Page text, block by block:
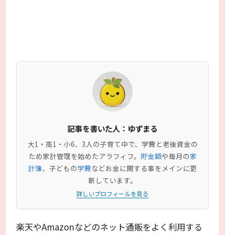
記事を書いた人：ゆずまる
大1・高1・小6、3人の子育て中で、学費と老後資金の
ため家計管理を始めたアラフィフ。 貯金額や毎月の家
計簿、子どもの学費などお金に関する事をメインに更
新しています。
詳しいプロフィールを見る
楽天やAmazonなどのネット通販をよく利用する